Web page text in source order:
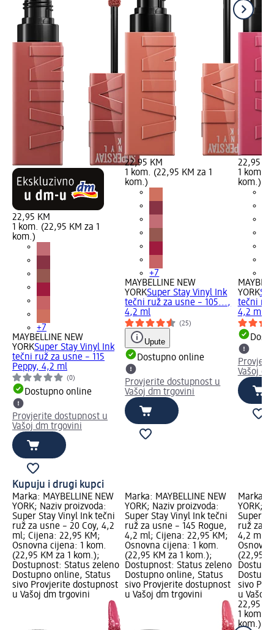
22,95 KM
1 kom. (22,95 KM za 1
kom.)
+7
MAYBELLINE NEW
YORKSuper Stay Vinyl Ink
tečni ruž za usne – 115
Peppy, 4,2 ml
(0)
Dostupno online
Provjerite dostupnost u
Vašoj dm trgovini
22,95 KM
1 kom. (22,95 KM za 1
kom.)
+7
MAYBELLINE NEW
YORKSuper Stay Vinyl Ink
tečni ruž za usne – 105...,
4,2 ml
(25)
Upute
Dostupno online
Provjerite dostupnost u
Vašoj dm trgovini
22,95
1 kom.
kom.)
YORK
tečni
4,2 ml
Vašoj
Kupuju i drugi kupci
Marka: MAYBELLINE NEW
YORK; Naziv proizvoda:
Super Stay Vinyl Ink tečni
ruž za usne – 20 Coy, 4,2
ml; Cijena: 22,95 KM;
Osnovna cijena: 1 kom.
(22,95 KM za 1 kom.);
Dostupnost: Status zeleno
Dostupno online, Status
sivo Provjerite dostupnost
u Vašoj dm trgovini
Marka: MAYBELLINE NEW
YORK; Naziv proizvoda:
Super Stay Vinyl Ink tečni
ruž za usne – 145 Rogue,
4,2 ml; Cijena: 22,95 KM;
Osnovna cijena: 1 kom.
(22,95 KM za 1 kom.);
Dostupnost: Status zeleno
Dostupno online, Status
sivo Provjerite dostupnost
u Vašoj dm trgovini
Marka:
YORK;
Super
ruž za
4,2 ml;
(22,95
sivo
u Vašoj
22,95
1 kom.
kom.)